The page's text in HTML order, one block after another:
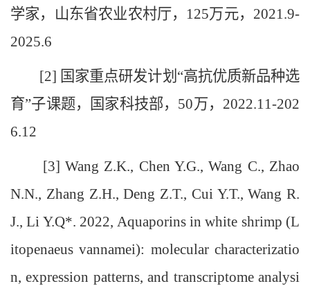
学家，山东省农业农村厅，125万元，2021.9-
2025.6
[2] 国家重点研发计划“高抗优质新品种选
育”子课题，国家科技部，50万，2022.11-202
6.12
[3] Wang Z.K., Chen Y.G., Wang C., Zhao
N.N., Zhang Z.H., Deng Z.T., Cui Y.T., Wang R.
J., Li Y.Q*. 2022, Aquaporins in white shrimp (L
itopenaeus vannamei): molecular characterizatio
n, expression patterns, and transcriptome analysi